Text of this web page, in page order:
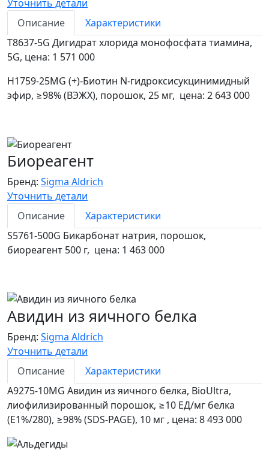
Уточнить детали
Описание
Характеристики
T8637-5G Дигидрат хлорида монофосфата тиамина,
5G, цена: 1 571 000
H1759-25MG (+)-Биотин N-гидроксисукцинимидный
эфир, ≥98% (ВЭЖХ), порошок, 25 мг, цена: 2 643 000
Биореагент
Бренд: Sigma Aldrich
Уточнить детали
Описание
Характеристики
S5761-500G Бикарбонат натрия, порошок,
биореагент 500 г, цена: 1 463 000
Авидин из яичного белка
Бренд: Sigma Aldrich
Уточнить детали
Описание
Характеристики
A9275-10MG Авидин из яичного белка, BioUltra,
лиофилизированный порошок, ≥10 ЕД/мг белка
(E1%/280), ≥98% (SDS-PAGE), 10 мг , цена: 8 493 000